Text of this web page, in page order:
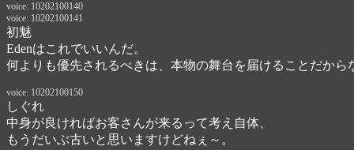
voice: 10202100140
voice: 10202100141
初魅
Edenはこれでいいんだ。
何よりも優先されるべきは、本物の舞台を届けることだから
voice: 10202100150
しぐれ
中身が良ければお客さんが来るって考え自体、
もうだいぶ古いと思いますけどねぇ～。